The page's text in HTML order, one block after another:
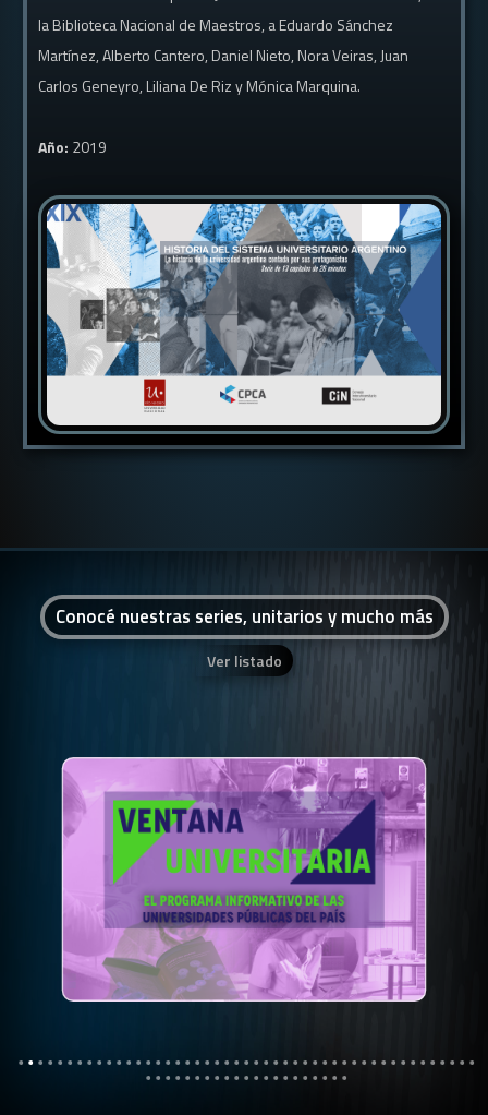
la Biblioteca Nacional de Maestros, a Eduardo Sánchez
Martínez, Alberto Cantero, Daniel Nieto, Nora Veiras, Juan
Carlos Geneyro, Liliana De Riz y Mónica Marquina.
Año: 2019
Conocé nuestras series, unitarios y mucho más
Ver listado